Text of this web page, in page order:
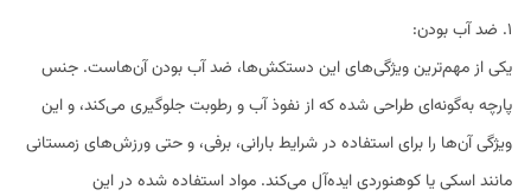
1. ضد آب بودن:
یکی از مهم‌ترین ویژگی‌های این دستکش‌ها، ضد آب بودن آن‌هاست. جنس
پارچه به‌گونه‌ای طراحی شده که از نفوذ آب و رطوبت جلوگیری می‌کند، و این
ویژگی آن‌ها را برای استفاده در شرایط بارانی، برفی، و حتی ورزش‌های زمستانی
مانند اسکی یا کوهنوردی ایده‌آل می‌کند. مواد استفاده شده در این